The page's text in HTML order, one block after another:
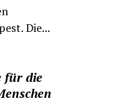
Die...
für die